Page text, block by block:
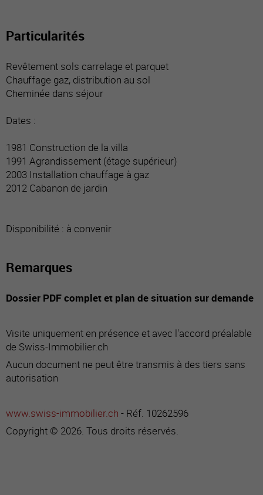
Particularités
Revêtement sols carrelage et parquet
Chauffage gaz, distribution au sol
Cheminée dans séjour
Dates :
1981 Construction de la villa
1991 Agrandissement (étage supérieur)
2003 Installation chauffage à gaz
2012 Cabanon de jardin
Disponibilité : à convenir
Remarques
Dossier PDF complet et plan de situation sur demande
Visite uniquement en présence et avec l'accord préalable
de Swiss-Immobilier.ch
Aucun document ne peut être transmis à des tiers sans
autorisation
www.swiss-immobilier.ch - Réf. 10262596
Copyright © 2026. Tous droits réservés.